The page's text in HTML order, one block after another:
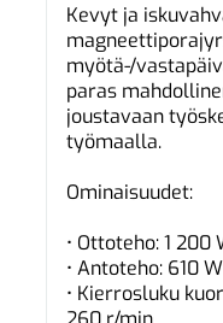
Kevyt ja
myötä-/
paras
joustavaan
työmaalla.
Ominaisuudet:
• Ottoteho: 1 200
• Antoteho: 610 W
• Kierrosluku